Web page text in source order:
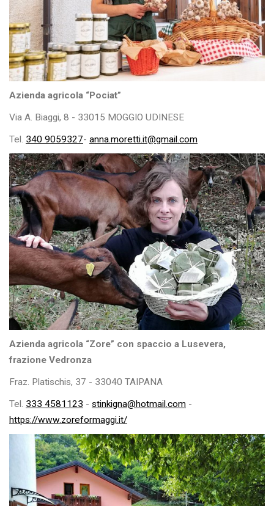
Azienda agricola “Pociat”
Via A. Biaggi, 8 - 33015 MOGGIO UDINESE
Tel. 340 9059327- anna.moretti.it@gmail.com
Azienda agricola “Zore” con spaccio a Lusevera,
frazione Vedronza
Fraz. Platischis, 37 - 33040 TAIPANA
Tel. 333 4581123 - stinkigna@hotmail.com -
https://www.zoreformaggi.it/